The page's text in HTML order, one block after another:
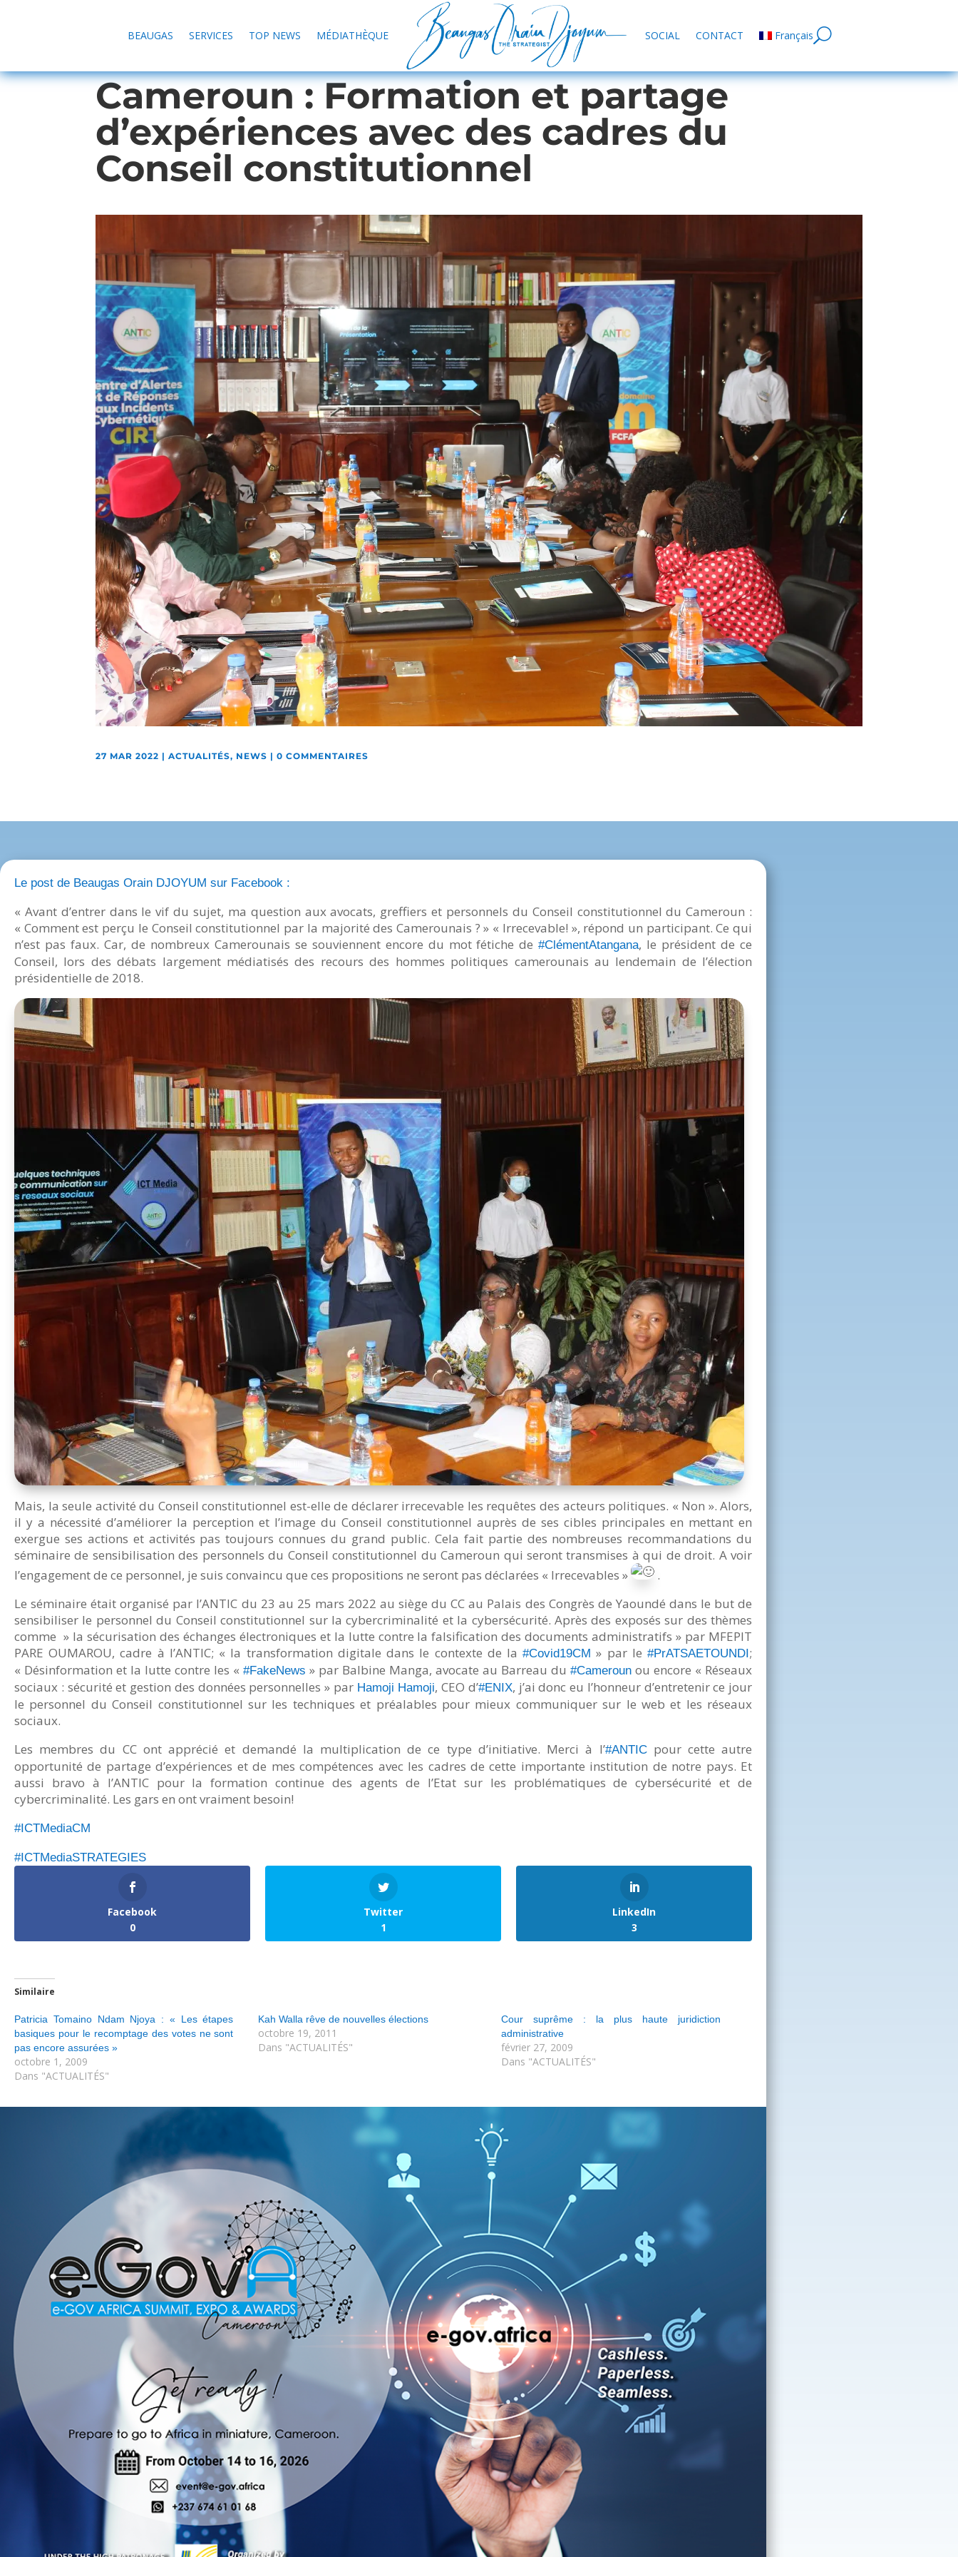
BEAUGAS SERVICES TOP NEWS MÉDIATHÈQUE SOCIAL CONTACT Français
Cameroun : Formation et partage
d’expériences avec des cadres du
Conseil constitutionnel
27 MAR 2022 |ACTUALITÉS, NEWS |0 COMMENTAIRES
Le post de Beaugas Orain DJOYUM sur Facebook :
« Avant d’entrer dans le vif du sujet, ma question aux avocats, greffiers et personnels du Conseil constitutionnel du Cameroun :
« Comment est perçu le Conseil constitutionnel par la majorité des Camerounais ? » « Irrecevable! », répond un participant. Ce qui
n’est pas faux. Car, de nombreux Camerounais se souviennent encore du mot fétiche de#ClémentAtangana, le président de ce
Conseil, lors des débats largement médiatisés des recours des hommes politiques camerounais au lendemain de l’élection
présidentielle de 2018.
Mais, la seule activité du Conseil constitutionnel est-elle de déclarer irrecevable les requêtes des acteurs politiques. « Non ». Alors,
il y a nécessité d’améliorer la perception et l’image du Conseil constitutionnel auprès de ses cibles principales en mettant en
exergue ses actions et activités pas toujours connues du grand public. Cela fait partie des nombreuses recommandations du
séminaire de sensibilisation des personnels du Conseil constitutionnel du Cameroun qui seront transmises à qui de droit. A voir
l’engagement de ce personnel, je suis convaincu que ces propositions ne seront pas déclarées « Irrecevables »
.
Le séminaire était organisé par l’ANTIC du 23 au 25 mars 2022 au siège du CC au Palais des Congrès de Yaoundé dans le but de
sensibiliser le personnel du Conseil constitutionnel sur la cybercriminalité et la cybersécurité. Après des exposés sur des thèmes
comme » la sécurisation des échanges électroniques et la lutte contre la falsification des documents administratifs » par MFEPIT
PARE OUMAROU, cadre à l’ANTIC; « la transformation digitale dans le contexte de la#Covid19CM » par le#PrATSAETOUNDI;
« Désinformation et la lutte contre les «#FakeNews » par Balbine Manga, avocate au Barreau du#Cameroun ou encore « Réseaux
sociaux : sécurité et gestion des données personnelles » par Hamoji Hamoji, CEO d’#ENIX, j’ai donc eu l’honneur d’entretenir ce jour
le personnel du Conseil constitutionnel sur les techniques et préalables pour mieux communiquer sur le web et les réseaux
sociaux.
Les membres du CC ont apprécié et demandé la multiplication de ce type d’initiative. Merci à l’#ANTICpour cette autre
opportunité de partage d’expériences et de mes compétences avec les cadres de cette importante institution de notre pays. Et
aussi bravo à l’ANTIC pour la formation continue des agents de l’Etat sur les problématiques de cybersécurité et de
cybercriminalité. Les gars en ont vraiment besoin!​
#ICTMediaCM
#ICTMediaSTRATEGIES
Facebook
0
Twitter
1
LinkedIn
3
Similaire
Patricia Tomaino Ndam Njoya : « Les étapes
basiques pour le recomptage des votes ne sont
pas encore assurées »
octobre 1, 2009
Dans "ACTUALITÉS"
Kah Walla rêve de nouvelles élections
octobre 19, 2011
Dans "ACTUALITÉS"
Cour suprême : la plus haute juridiction
administrative
février 27, 2009
Dans "ACTUALITÉS"